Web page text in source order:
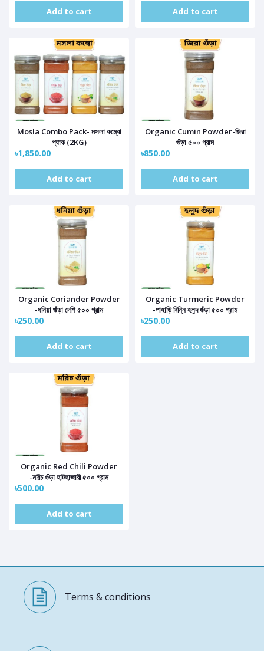
Add to cart Add to cart
Mosla Combo Pack- মসলা কম্বো
প্যাক (2KG)
৳1,850.00
Add to cart
Organic Cumin Powder-জিরা
গুঁড়া ৫০০ গ্রাম
৳850.00
Add to cart
Organic Coriander Powder
-ধনিয়া গুঁড়া দেশি ৫০০ গ্রাম
৳250.00
Add to cart
Organic Turmeric Powder
-পাহাড়ি বিন্নি হলুদ গুঁড়া ৫০০ গ্রাম
৳250.00
Add to cart
Organic Red Chili Powder
-মরিচ গুঁড়া হাটহাজারী ৫০০ গ্রাম
৳500.00
Add to cart
Terms & conditions